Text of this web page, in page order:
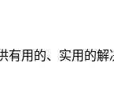
有用的、实用的解